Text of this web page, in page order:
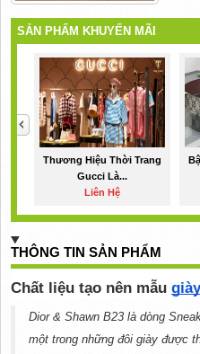
SẢN PHẨM KHUYẾN MÃI
Thương Hiệu Thời Trang
Gucci Là...
Liên Hệ
THÔNG TIN SẢN PHẨM
Chất liệu tạo nên mẫu
Dior & Shawn B23 là dòng
một trong những đôi giày được